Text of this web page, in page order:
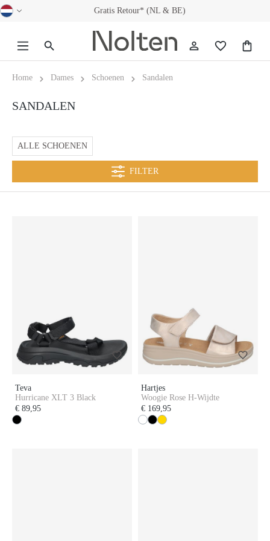
Gratis Retour* (NL & BE)
Home Dames Schoenen Sandalen
SANDALEN
ALLE SCHOENEN
FILTER
Teva
Hurricane XLT 3 Black
€ 89,95
Hartjes
Woogie Rose H-Wijdte
€ 169,95